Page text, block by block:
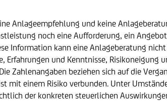
Anlageempfehlung und keine
noch eine Aufforderung, ein Angebot
Information kann eine Anlageberatung
und Kenntnisse, Risikoneigung
Zahlenangaben beziehen sich auf die
einem Risiko verbunden. Unter
der konkreten steuerlichen